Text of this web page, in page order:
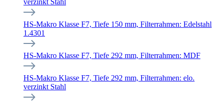
verzinkt Stahl
HS-Makro Klasse F7, Tiefe 150 mm, Filterrahmen: Edelstahl
1.4301
HS-Makro Klasse F7, Tiefe 292 mm, Filterrahmen: MDF
HS-Makro Klasse F7, Tiefe 292 mm, Filterrahmen: elo.
verzinkt Stahl